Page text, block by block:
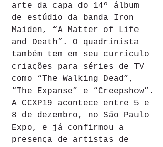
arte da capa do 14º álbum
de estúdio da banda Iron
Maiden, “A Matter of Life
and Death”. O quadrinista
também tem em seu currículo
criações para séries de TV
como “The Walking Dead”,
“The Expanse” e “Creepshow”.
A CCXP19 acontece entre 5 e
8 de dezembro, no São Paulo
Expo, e já confirmou a
presença de artistas de